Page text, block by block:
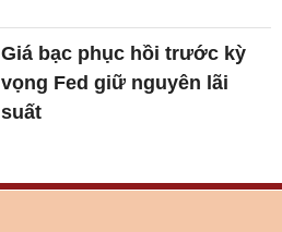
Giá bạc phục hồi trước kỳ
vọng Fed giữ nguyên lãi
suất